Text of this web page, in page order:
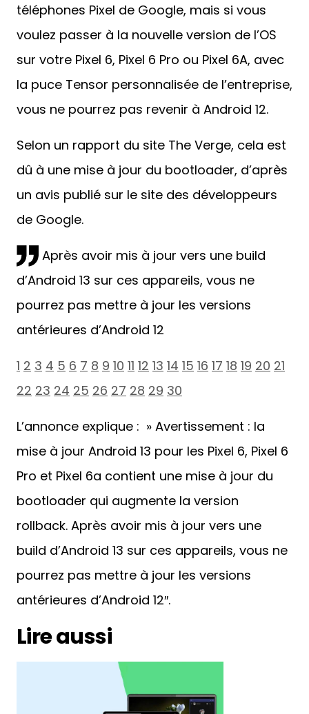
téléphones Pixel de Google, mais si vous
voulez passer à la nouvelle version de l’OS
sur votre Pixel 6, Pixel 6 Pro ou Pixel 6A, avec
la puce Tensor personnalisée de l’entreprise,
vous ne pourrez pas revenir à Android 12.
Selon un rapport du site The Verge, cela est
dû à une mise à jour du bootloader, d’après
un avis publié sur le site des développeurs
de Google.
Après avoir mis à jour vers une
build d’Android 13 sur ces appareils,
vous ne pourrez pas mettre à jour
12
1 2 3 4 5 6 7 8 9 10 11 12 13 14 15 16 17 18 19 20
22 23 24 25 26 27 28 29 30
L’annonce explique : » Avertissement : la
mise à jour Android 13 pour les Pixel 6, Pixel 6
Pro et Pixel 6a contient une mise à jour du
bootloader qui augmente la version
rollback. Après avoir mis à jour vers une
build d’Android 13 sur ces appareils, vous ne
pourrez pas mettre à jour les versions
antérieures d’Android 12″.